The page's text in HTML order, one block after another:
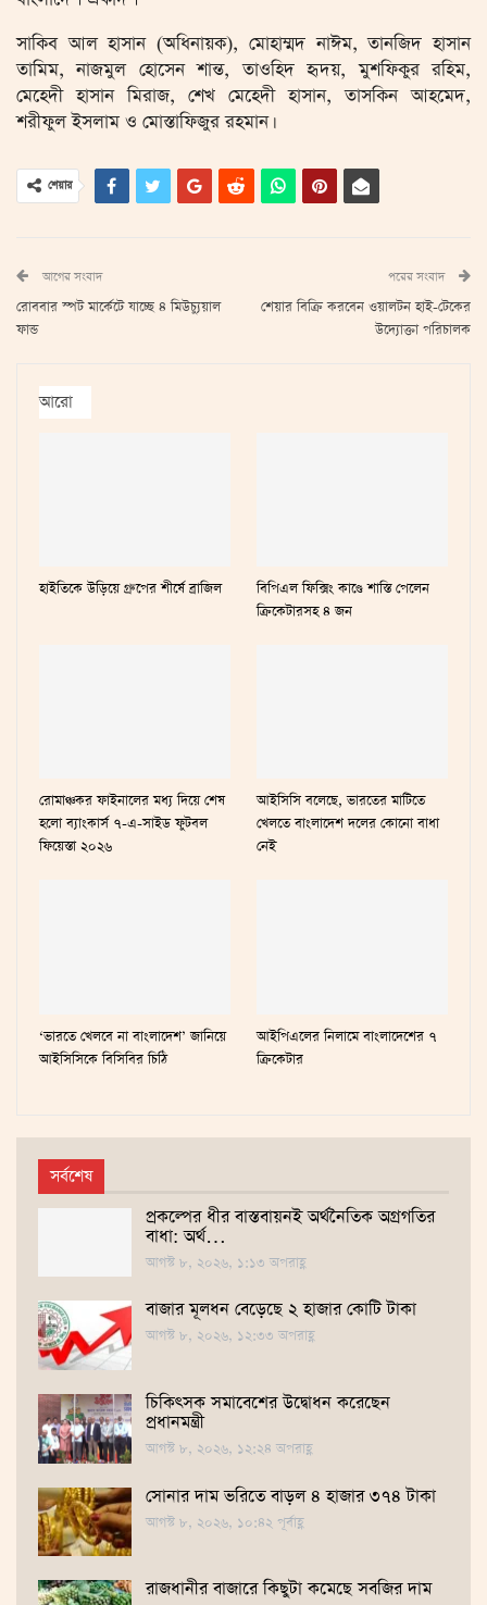
সাকিব আল হাসান (অধিনায়ক), মোহাম্মদ নাঈম, তানজিদ হাসান
তামিম, নাজমুল হোসেন শান্ত, তাওহিদ হৃদয়, মুশফিকুর রহিম,
মেহেদী হাসান মিরাজ, শেখ মেহেদী হাসান, তাসকিন আহমেদ,
শরীফুল ইসলাম ও মোস্তাফিজুর রহমান।
শেয়ার
আগের সংবাদ
রোববার স্পট মার্কেটে যাচ্ছে ৪ মিউচ্যুয়াল
ফান্ড
পরের সংবাদ
শেয়ার বিক্রি করবেন ওয়ালটন হাই-টেকের
উদ্যোক্তা পরিচালক
আরো
হাইতিকে উড়িয়ে গ্রুপের শীর্ষে ব্রাজিল
বিপিএল ফিক্সিং কাণ্ডে শাস্তি পেলেন
ক্রিকেটারসহ ৪ জন
রোমাঞ্চকর ফাইনালের মধ্য দিয়ে শেষ
হলো ব্যাংকার্স ৭-এ-সাইড ফুটবল
ফিয়েস্তা ২০২৬
আইসিসি বলেছে, ভারতের মাটিতে
খেলতে বাংলাদেশ দলের কোনো বাধা
নেই
‘ভারতে খেলবে না বাংলাদেশ’ জানিয়ে
আইসিসিকে বিসিবির চিঠি
আইপিএলের নিলামে বাংলাদেশের ৭
ক্রিকেটার
সর্বশেষ
প্রকল্পের ধীর বাস্তবায়নই অর্থনৈতিক অগ্রগতির
বাধা: অর্থ…
আগস্ট ৮, ২০২৬, ১:১৩ অপরাহ্ণ
বাজার মূলধন বেড়েছে ২ হাজার কোটি টাকা
আগস্ট ৮, ২০২৬, ১২:৩৩ অপরাহ্ণ
চিকিৎসক সমাবেশের উদ্বোধন করেছেন
প্রধানমন্ত্রী
আগস্ট ৮, ২০২৬, ১২:২৪ অপরাহ্ণ
সোনার দাম ভ‌রি‌তে বাড়ল ৪ হাজার ৩৭৪ টাকা
আগস্ট ৮, ২০২৬, ১০:৪২ পূর্বাহ্ণ
রাজধানীর বাজারে কিছুটা কমেছে সবজির দাম